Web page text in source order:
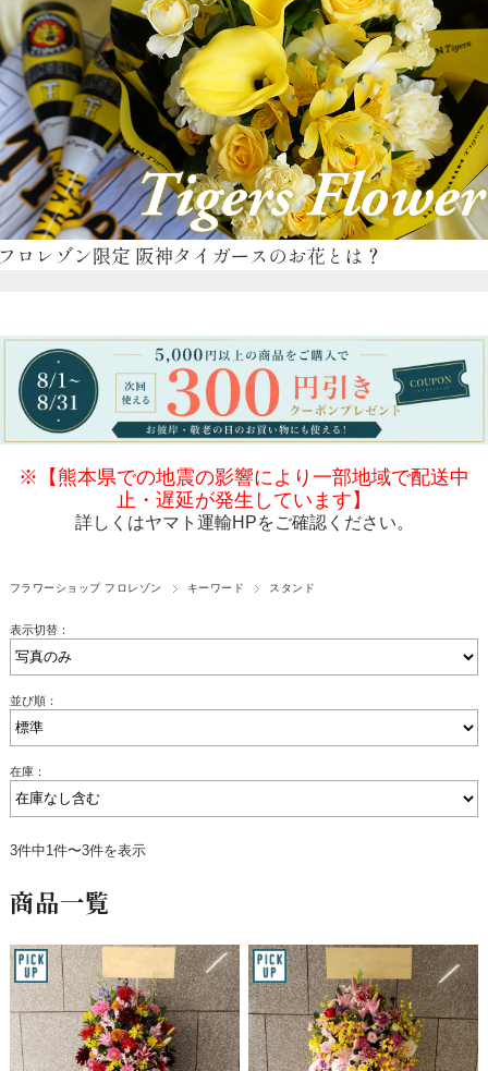
※【熊本県での地震の影響により一部地域で配送中
止・遅延が発生しています】
詳しくはヤマト運輸HPをご確認ください。
フラワーショップ フロレゾン キーワード スタンド
表示切替：
並び順：
在庫：
3件中1件〜3件を表示
商品一覧